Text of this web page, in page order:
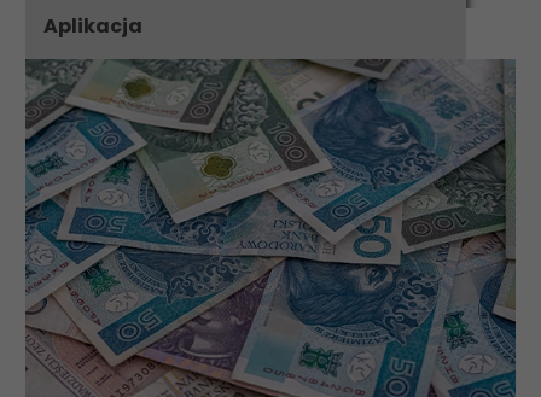
Aplikacja